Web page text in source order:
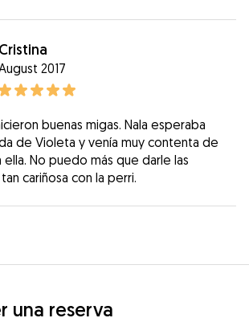
Cristina
2017
buenas migas. Nala esperaba
de Violeta y venía muy contenta de
ella. No puedo más que darle las
cariñosa con la perri.
una reserva